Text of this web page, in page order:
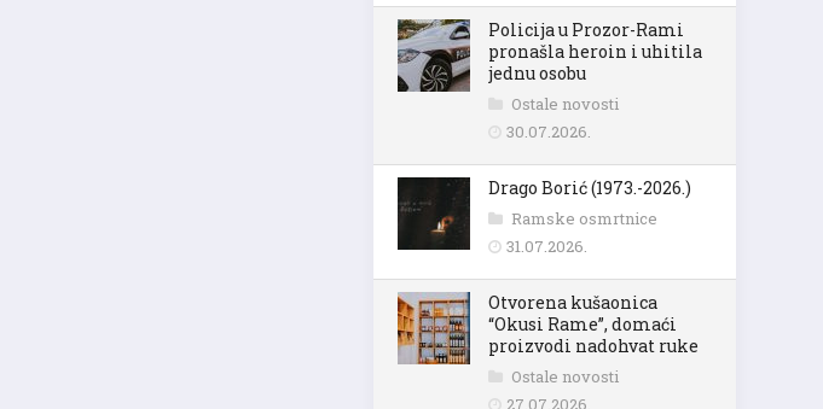
Policija u Prozor-Rami
pronašla heroin i uhitila
jednu osobu
Ostale novosti
30.07.2026.
Drago Borić (1973.-2026.)
Ramske osmrtnice
31.07.2026.
Otvorena kušaonica
“Okusi Rame”, domaći
proizvodi nadohvat ruke
Ostale novosti
27.07.2026.